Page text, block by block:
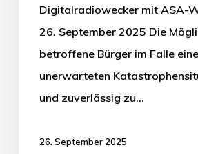
Digitalradiowecker mit ASA-
26. September 2025 Die
betroffene Bürger im Falle
unerwarteten
und zuverlässig zu…
26. September 2025